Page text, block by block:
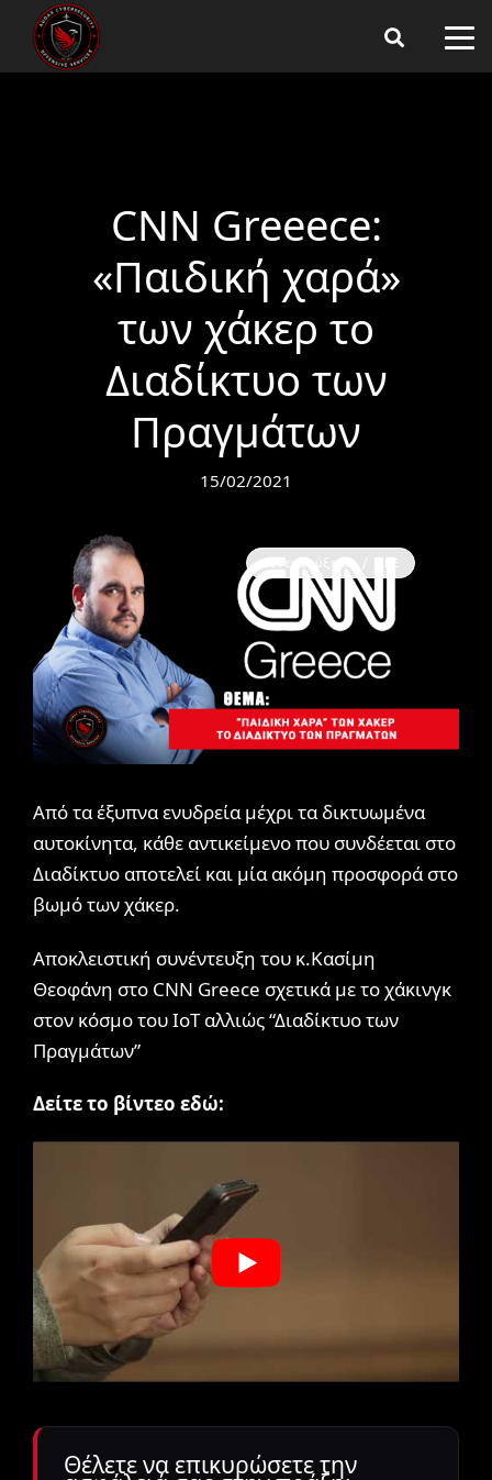
CNN Greeece:
«Παιδική χαρά»
των χάκερ το
Διαδίκτυο των
Πραγμάτων
15/02/2021
Συνεντεύξεις / ΜΜΕ
Από τα έξυπνα ενυδρεία μέχρι τα δικτυωμένα
αυτοκίνητα, κάθε αντικείμενο που συνδέεται στο
Διαδίκτυο αποτελεί και μία ακόμη προσφορά στο
βωμό των χάκερ.
Αποκλειστική συνέντευξη του κ.Κασίμη
Θεοφάνη στο CNN Greece σχετικά με το χάκινγκ
στον κόσμο του IoT αλλιώς “Διαδίκτυο των
Πραγμάτων”
Δείτε το βίντεο εδώ:
Θέλετε να επικυρώσετε την